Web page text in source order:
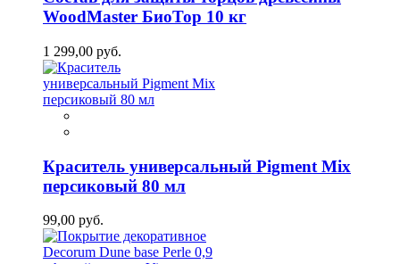
WoodMaster БиоТор 10 кг
1 299,00 руб.
Краситель универсальный Pigment Mix
персиковый 80 мл
99,00 руб.